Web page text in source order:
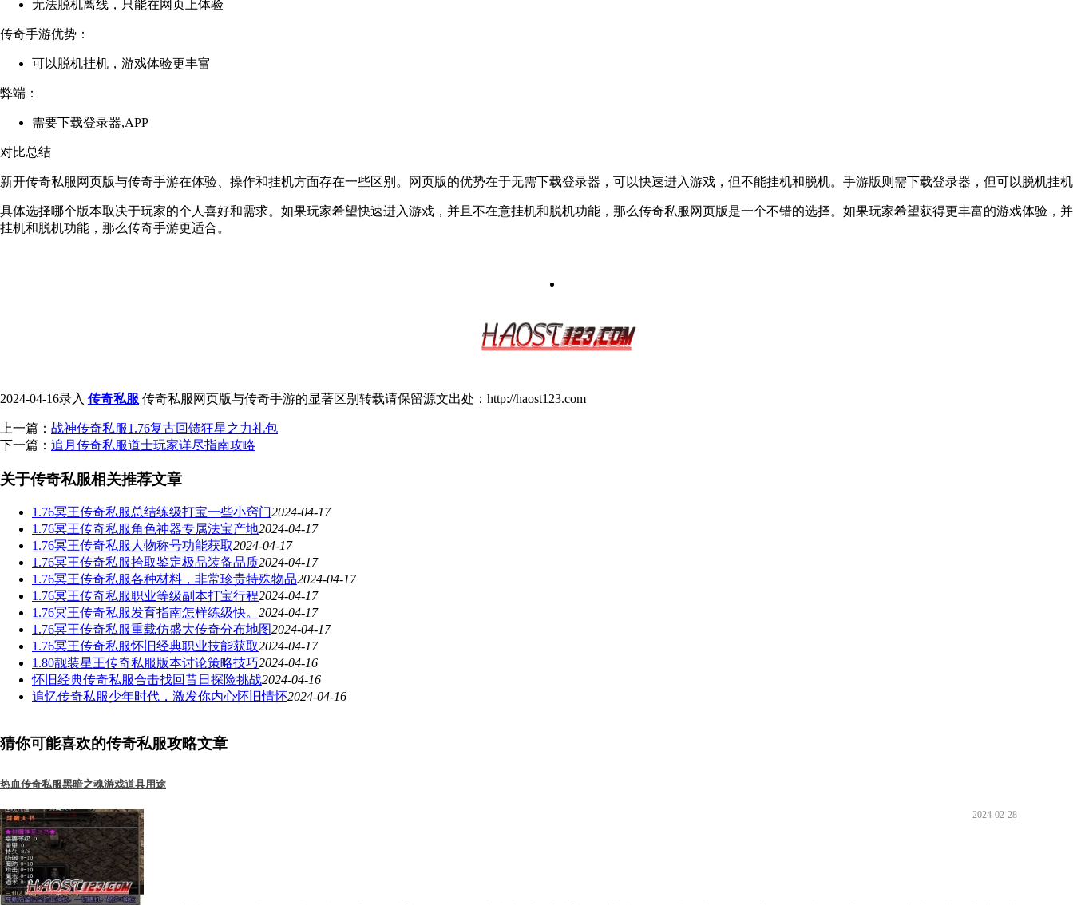
无法脱机离线，只能在网页上体验
传奇手游优势：
可以脱机挂机，游戏体验更丰富
弊端：
需要下载登录器,APP
对比总结
新开传奇私服网页版与传奇手游在体验、操作和挂机方面存在一些区别。网页版的优势在于无需下载登录器，可以快速进入游戏，但不能挂机和脱机。手游版则需下载登录器，但可以脱机挂
具体选择哪个版本取决于玩家的个人喜好和需求。如果玩家希望快速进入游戏，并且不在意挂机和脱机功能，那么传奇私服网页版是一个不错的选择。如果玩家希望获得更丰富的游戏体验，
挂机和脱机功能，那么传奇手游更适合。
2024-04-16录入 传奇私服 传奇私服网页版与传奇手游的显著区别转载请保留源文出处：http://haost123.com
上一篇： 战神传奇私服1.76复古回馈狂星之力礼包
下一篇： 追月传奇私服道士玩家详尽指南攻略
关于传奇私服相关推荐文章
1.76冥王传奇私服总结练级打宝一些小窍门2024-04-17
1.76冥王传奇私服角色神器专属法宝产地2024-04-17
1.76冥王传奇私服人物称号功能获取2024-04-17
1.76冥王传奇私服拾取鉴定极品装备品质2024-04-17
1.76冥王传奇私服各种材料，非常珍贵特殊物品2024-04-17
1.76冥王传奇私服职业等级副本打宝行程2024-04-17
1.76冥王传奇私服发育指南怎样练级快。 2024-04-17
1.76冥王传奇私服重载仿盛大传奇分布地图2024-04-17
1.76冥王传奇私服怀旧经典职业技能获取2024-04-17
1.80靓装星王传奇私服版本讨论策略技巧2024-04-16
怀旧经典传奇私服合击找回昔日探险挑战2024-04-16
追忆传奇私服少年时代，激发你内心怀旧情怀2024-04-16
猜你可能喜欢的传奇私服攻略文章
热血传奇私服黑暗之魂游戏道具用途
2024-02-28